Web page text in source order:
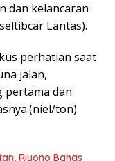
dan kelancaran
Lantas).
perhatian saat
jalan,
pertama dan
ton)
Riyono Bahas